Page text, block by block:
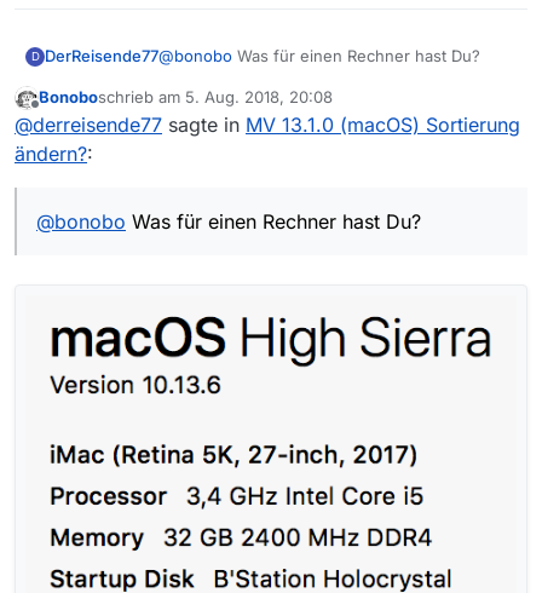
D DerReisende77@bonobo Was für einen Rechner hast Du?
Offline
Bonoboschrieb am 5. Aug. 2018, 20:08
zuletzt editiert von
@derreisende77 sagte in MV 13.1.0 (macOS) Sortierung
ändern?:
@bonobo Was für einen Rechner hast Du?